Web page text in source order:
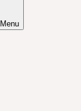
Menu